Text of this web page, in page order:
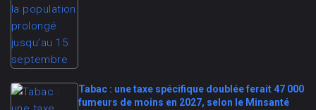
Tabac : une taxe spécifique doublée ferait 47 000
fumeurs de moins en 2027, selon le Minsanté